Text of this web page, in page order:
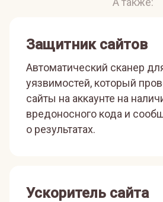
Защитник сайтов
Автоматический сканер
уязвимостей, который
сайты на аккаунте на
вредоносного кода и
о результатах.
Ускоритель сайта